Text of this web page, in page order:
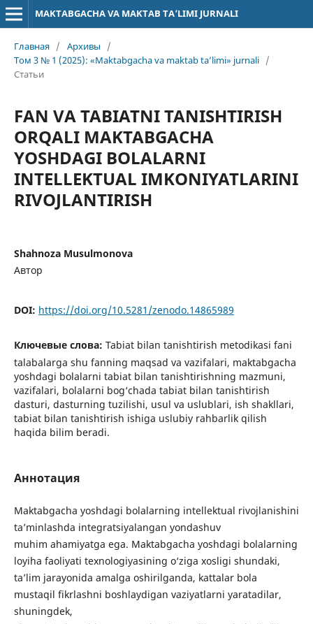
MAKTABGACHA VA MAKTAB TA’LIMI JURNALI
Главная / Архивы
/
Том 3 № 1 (2025): «Maktabgacha va maktab ta’limi» jurnali /
Статьи
FAN VA TABIATNI TANISHTIRISH
ORQALI MAKTABGACHA
YOSHDAGI BOLALARNI
INTELLEKTUAL IMKONIYATLARINI
RIVOJLANTIRISH
Shahnoza Musulmonova
Автор
DOI: https://doi.org/10.5281/zenodo.14865989
Ключевые слова: Tabiat bilan tanishtirish metodikasi fani
talabalarga shu fanning maqsad va vazifalari, maktabgacha
yoshdagi bolalarni tabiat bilan tanishtirishning mazmuni,
vazifalari, bolalarni bog‘chada tabiat bilan tanishtirish
dasturi, dasturning tuzilishi, usul va uslublari, ish shakllari,
tabiat bilan tanishtirish ishiga uslubiy rahbarlik qilish
haqida bilim beradi.
Аннотация
Maktabgacha yoshdagi bolalarning intellektual rivojlanishini
ta’minlashda integratsiyalangan yondashuv
muhim ahamiyatga ega. Maktabgacha yoshdagi bolalarning
loyiha faoliyati texnologiyasining o‘ziga xosligi shundaki,
ta’lim jarayonida amalga oshirilganda, kattalar bola
mustaqil fikrlashni boshlaydigan vaziyatlarni yaratadilar,
shuningdek,